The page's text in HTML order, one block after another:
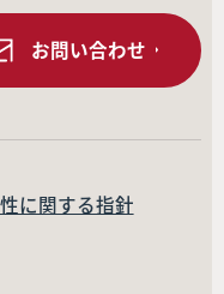
お問い合わせ
に関する指針